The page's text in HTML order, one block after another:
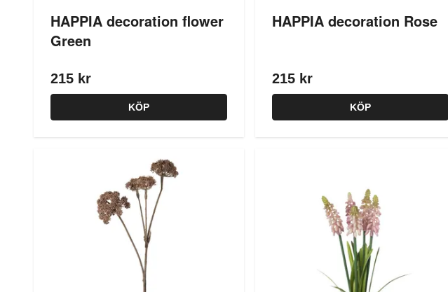
HAPPIA decoration flower
Green
215 kr
KÖP
HAPPIA decoration Rose
215 kr
KÖP